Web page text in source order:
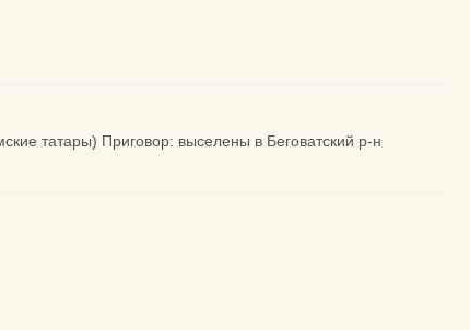
татары) Приговор: выселены в Беговатский р-н